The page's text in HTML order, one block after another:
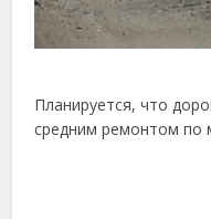
Планируется, что
средним ремонтом по